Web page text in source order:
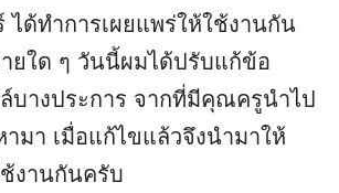
ด้ทำการเผยแพร่ให้ใช้งานกัน
ยใด ๆ วันนี้ผมได้ปรับแก้ข้อ
บางประการ จากที่มีคุณครูนำไป
มา เมื่อแก้ไขแล้วจึงนำมาให้
งานกันครับ